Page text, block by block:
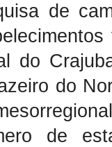
de
do
do
de